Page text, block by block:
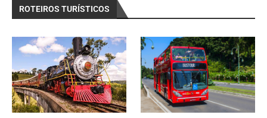
ROTEIROS TURÍSTICOS